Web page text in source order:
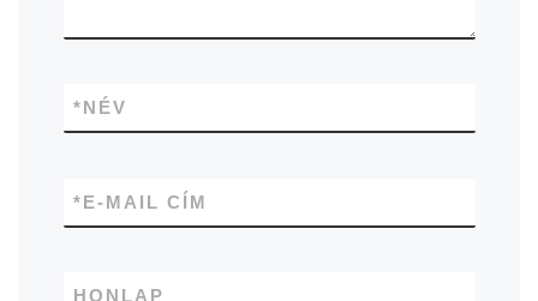
NÉV
*
E-MAIL CÍM
*
HONLAP